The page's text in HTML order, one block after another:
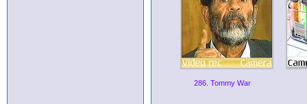
286. Tommy War